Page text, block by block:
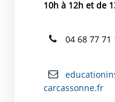
10h à 12h et de
04 68 77 71
carcassonne.fr